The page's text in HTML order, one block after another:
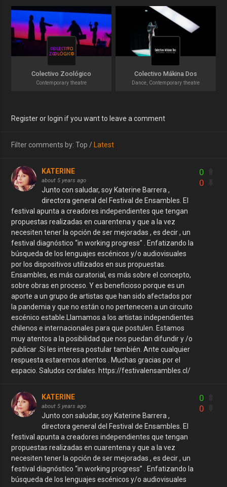
Colectivo Zoológico
Contemporary theatre
Colectivo Mákina Dos
Dance, Contemporary theatre
Register or login if you want to leave a comment
Filter comments by:Top /Latest
0
0
KATERINE
about 5 years ago
Junto con saludar, soy Katerine Barrera ,
directora general del Festival de Ensambles. El
festival apunta a creadores independientes que tengan
propuestas realizadas en cuarentena y que a la vez
necesiten tener la opción de ser mejoradas , es decir , un
festival diagnóstico “in working progress” . Enfatizando la
búsqueda de los lenguajes escénicos y/o audiovisuales
por los dispositivos utilizados en sus propuestas.
Ensambles, es más curatorial, es más sobre el concepto,
sobre obras en proceso. Y es beneficioso porque es un
aporte a un grupo de artistas que han sido afectados por
la pandemia y que no están o no pertenecen a un circuito
escénico estable.Llamamos a los artistas independientes
chilenos e internacionales para que postulen. Estamos
muy atentos a la posibilidad que nos puedan difundir y /o
publicar .Si les interesa postular también. Ante cualquier
respuesta estaremos atentos . Muchas gracias por el
espacio. Saludos cordiales. https://festivalensambles.cl/
0
0
KATERINE
about 5 years ago
Junto con saludar, soy Katerine Barrera ,
directora general del Festival de Ensambles. El
festival apunta a creadores independientes que tengan
propuestas realizadas en cuarentena y que a la vez
necesiten tener la opción de ser mejoradas , es decir , un
festival diagnóstico “in working progress” . Enfatizando la
búsqueda de los lenguajes escénicos y/o audiovisuales